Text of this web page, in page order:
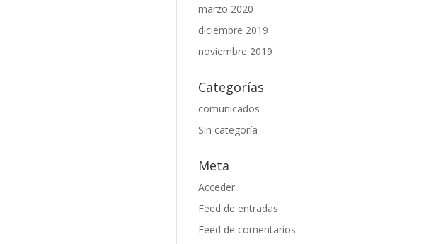
marzo 2020
diciembre 2019
noviembre 2019
Categorías
comunicados
Sin categoría
Meta
Acceder
Feed de entradas
Feed de comentarios